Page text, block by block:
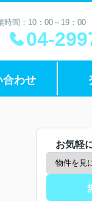
時間：10：00～19：00
04-
合わせ
お気軽